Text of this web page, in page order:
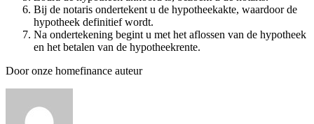
Bij de notaris ondertekent u de hypotheekakte, waardoor de
hypotheek definitief wordt.
Na ondertekening begint u met het aflossen van de hypotheek
en het betalen van de hypotheekrente.
Door onze homefinance auteur